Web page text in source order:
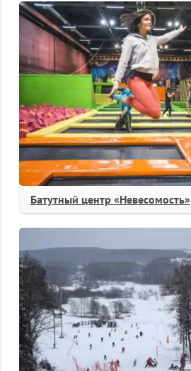
Батутный центр «Невесомость»